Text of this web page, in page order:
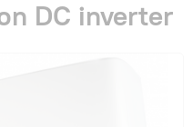
DC inverter